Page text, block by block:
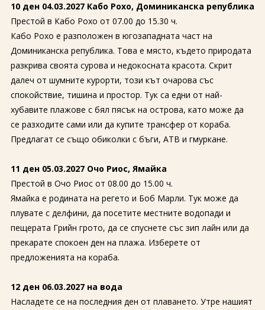
10 ден 04.03.2027 Кабо Рохо, Доминиканска република
Престой в Кабо Рохо от 07.00 до 15.30 ч.
Кабо Рохо е разположен в югозападната част на
Доминиканска република. Това е място, където природата
разкрива своята сурова и недокосната красота. Скрит
далеч от шумните курорти, този кът очарова със
спокойствие, тишина и простор. Тук са едни от най-
хубавите плажове с бял пясък на острова, като може да
се разходите сами или да купите трансфер от кораба.
Предлагат се също обиколки с бъги, АТВ и гмуркане.
11 ден 05.03.2027 Очо Риос, Ямайка
Престой в Очо Риос от 08.00 до 15.00 ч.
Ямайка е родината на регето и Боб Марли. Тук може да
плувате с делфини, да посетите местните водопади и
пещерата Грийн грото, да се спуснете със зип лайн или да
прекарате спокоен ден на плажа. Изберете от
предложенията на кораба.
12 ден 06.03.2027 на вода
Насладете се на последния ден от плаването. Утре нашият